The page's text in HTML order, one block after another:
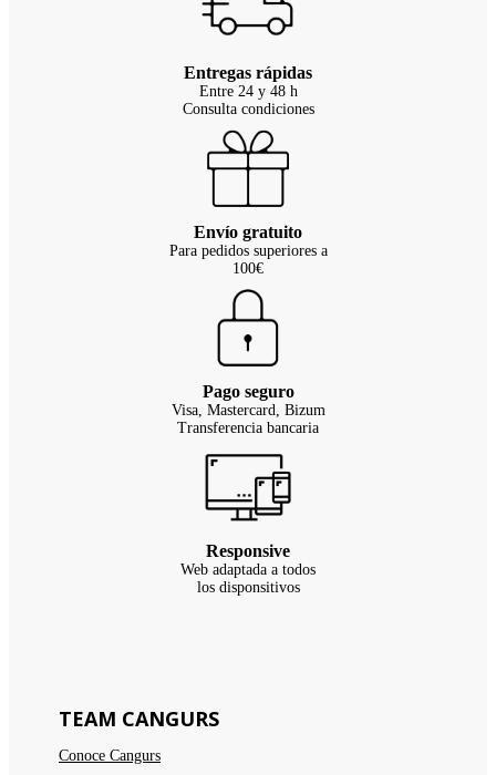
Entregas rápidas
Entre 24 y 48 h
Consulta condiciones
Envío gratuito
Para pedidos superiores a
100€
Pago seguro
Visa, Mastercard, Bizum
Transferencia bancaria
Responsive
Web adaptada a todos
los disponsitivos
TEAM CANGURS
Conoce Cangurs